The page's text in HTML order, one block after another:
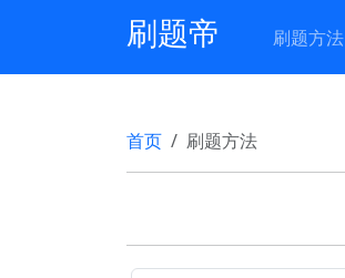
刷题帝 刷题方法
首页 刷题方法